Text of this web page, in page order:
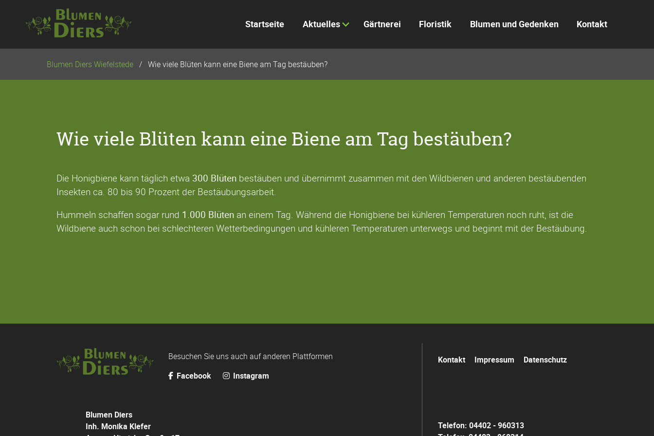
überspringen
Startseite Aktuelles Gärtnerei Floristik Blumen und Gedenken Kontakt
Blumen Diers Wiefelstede Wie viele Blüten kann eine Biene am Tag bestäuben?
Wie viele Blüten kann eine Biene am Tag bestäuben?
Die Honigbiene kann täglich etwa 300 Blüten bestäuben und übernimmt zusammen mit den Wildbienen und anderen bestäubenden
Insekten ca. 80 bis 90 Prozent der Bestäubungsarbeit.
Hummeln schaffen sogar rund 1.000 Blüten an einem Tag. Während die Honigbiene bei kühleren Temperaturen noch ruht, ist die
Wildbiene auch schon bei schlechteren Wetterbedingungen und kühleren Temperaturen unterwegs und beginnt mit der Bestäubung.
Besuchen Sie uns auch auf anderen Plattformen
Facebook
Instagram
Blumen Diers
Inh. Monika Klefer
Kontakt Impressum Datenschutz
Telefon: 04402 - 960313